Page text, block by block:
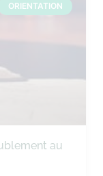
ORIENTATION
au